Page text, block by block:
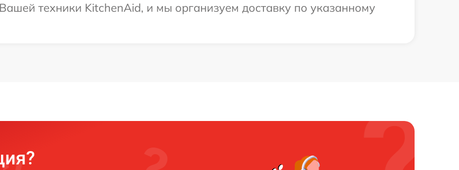
техники KitchenAid, и мы организуем доставку по указанному